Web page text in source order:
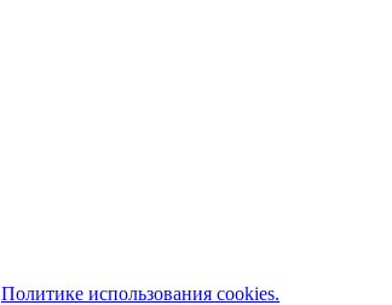
Политике использования cookies.